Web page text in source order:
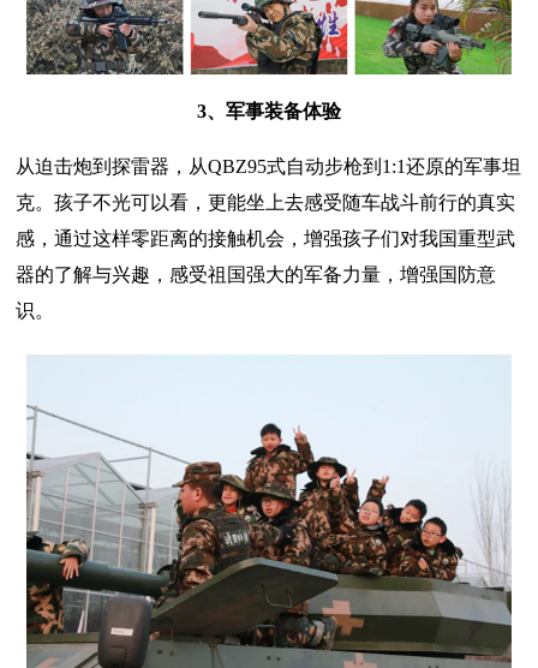
3、军事装备体验
从迫击炮到探雷器，从QBZ95式自动步枪到1:1还原的军事坦
克。孩子不光可以看，更能坐上去感受随车战斗前行的真实
感，通过这样零距离的接触机会，增强孩子们对我国重型武
器的了解与兴趣，感受祖国强大的军备力量，增强国防意
识。